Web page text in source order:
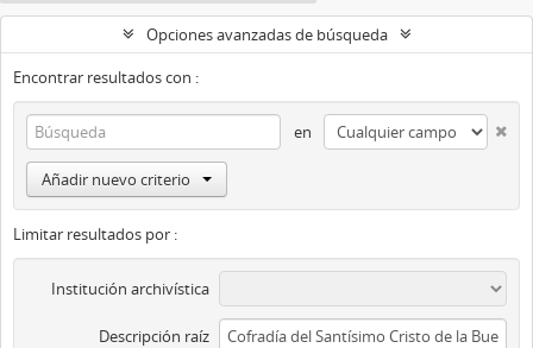
Opciones avanzadas de búsqueda
Encontrar resultados con :
en
Añadir nuevo criterio
Limitar resultados por :
Institución archivística
Descripción raíz